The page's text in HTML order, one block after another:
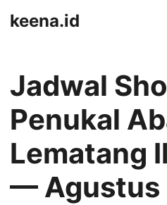
keena.id
Jadwal
Penukal
Lematang
— Agustus